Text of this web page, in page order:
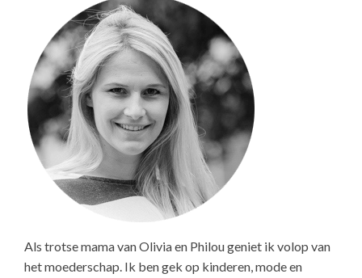
Als trotse mama van Olivia en Philou geniet ik volop van
het moederschap. Ik ben gek op kinderen, mode en